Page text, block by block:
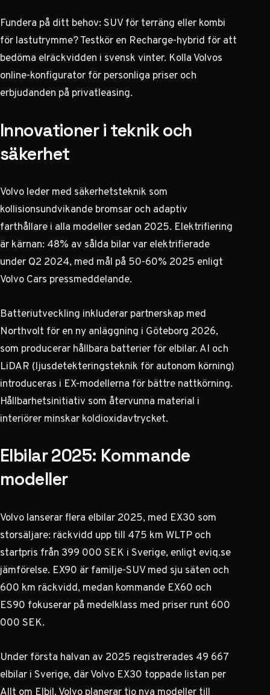
Fundera på ditt behov: SUV för terräng eller kombi
för lastutrymme? Testkör en Recharge-hybrid för att
bedöma elräckvidden i svensk vinter. Kolla Volvos
online-konfigurator för personliga priser och
erbjudanden på privatleasing.
Innovationer i teknik och
säkerhet
Volvo leder med säkerhetsteknik som
kollisionsundvikande bromsar och adaptiv
farthållare i alla modeller sedan 2025. Elektrifiering
är kärnan: 48% av sålda bilar var elektrifierade
under Q2 2024, med mål på 50-60% 2025 enligt
Volvo Cars pressmeddelande.
Batteriutveckling inkluderar partnerskap med
Northvolt för en ny anläggning i Göteborg 2026,
som producerar hållbara batterier för elbilar. AI och
LiDAR (ljusdetekteringsteknik för autonom körning)
introduceras i EX-modellerna för bättre nattkörning.
Hållbarhetsinitiativ som återvunna material i
interiörer minskar koldioxidavtrycket.
Elbilar 2025: Kommande
modeller
Volvo lanserar flera elbilar 2025, med EX30 som
storsäljare: räckvidd upp till 475 km WLTP och
startpris från 399 000 SEK i Sverige, enligt eviq.se
jämförelse. EX90 är familje-SUV med sju säten och
600 km räckvidd, medan kommande EX60 och
ES90 fokuserar på medelklass med priser runt 600
000 SEK.
Under första halvan av 2025 registrerades 49 667
elbilar i Sverige, där Volvo EX30 toppade listan per
Allt om Elbil. Volvo planerar tio nya modeller till